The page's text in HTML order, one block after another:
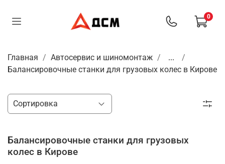
0
Главная Автосервис и шиномонтаж
...
Балансировочные станки для грузовых колес в Кирове
Балансировочные станки для грузовых
колес в Кирове